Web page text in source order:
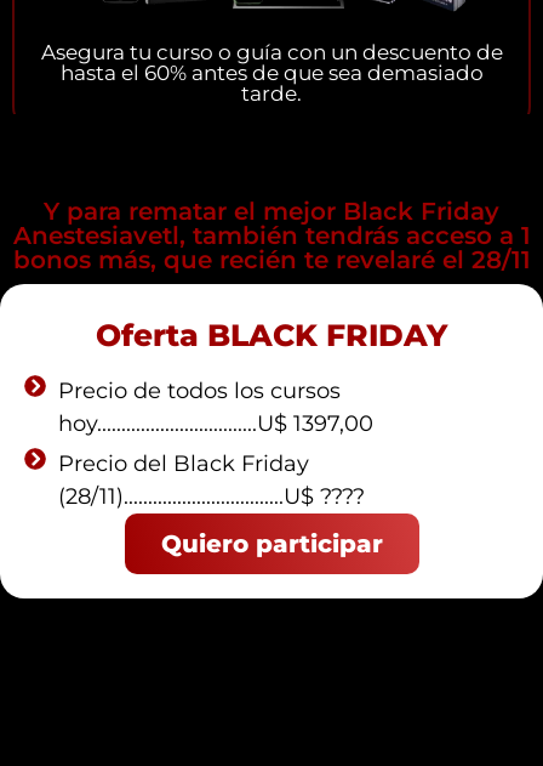
Asegura tu curso o guía con un descuento de
hasta el 60% antes de que sea demasiado
tarde.
Y para rematar el mejor Black Friday
Anestesiavetl, también tendrás acceso a 1
bonos más, que recién te revelaré el 28/11
Oferta BLACK FRIDAY
Precio de todos los cursos
hoy.................................U$ 1397,00
Precio del Black Friday
(28/11).................................U$ ????
Quiero participar